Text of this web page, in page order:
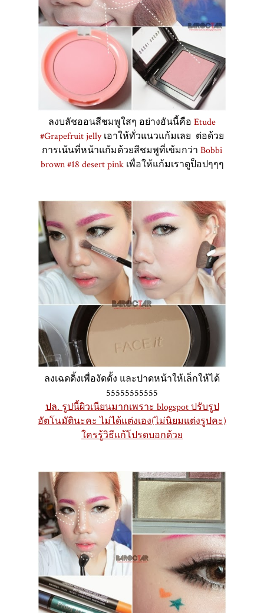
ลงบลัชออนสีชมพูใสๆ อย่างอันนี้คือ Etude
#Grapefruit jellyเอาให้ทั่วแนวแก้มเลย ต่อด้วย
การเน้นที่หน้าแก้มด้วยสีชมพูที่เข้มกว่า Bobbi
brown #18 desert pinkเพื่อให้แก้มเราดูป็อปๆๆๆ
ลงเฉดดิ้งเพื่องัดดั้ง และปาดหน้าให้เล็กให้ได้
55555555555
ปล. รูปนี้ผิวเนียนมากเพราะ blogspot ปรับรูป
อัตโนมัตินะคะ ไม่ได้แต่งเอง(ไม่นิยมแต่งรูปคะ)
ใครรู้วิธีแก้โปรดบอกด้วย